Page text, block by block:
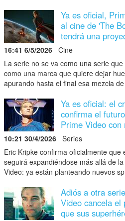
Ya es oficial,
al cine de 'The
tendrá una
16:41 6/5/2026 Cine
La serie no se va como una serie
como una marca que quiere dejar
apurando hasta el final esa mezcla
Ya es oficial: el
confirma el
Prime Video con
10:21 30/4/2026 Series
Eric Kripke confirma oficialmente que
seguirá expandiéndose más allá de
Video: ya están planteando nuevos
Adiós a otra
Video cancela el
que sus